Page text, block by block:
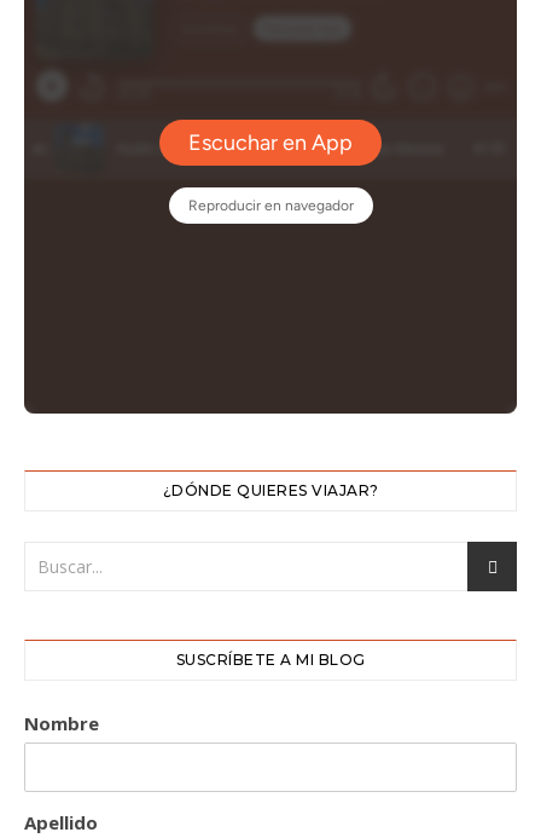
¿DÓNDE QUIERES VIAJAR?
SUSCRÍBETE A MI BLOG
Nombre
Apellido